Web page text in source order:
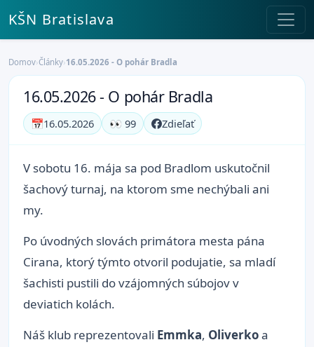
KŠN Bratislava
Domov›Články›16.05.2026 - O pohár Bradla
16.05.2026 - O pohár Bradla
📅16.05.2026 👀 99 Zdieľať
V sobotu 16. mája sa pod Bradlom uskutočnil
šachový turnaj, na ktorom sme nechýbali ani
my.
Po úvodných slovách primátora mesta pána
Cirana, ktorý týmto otvoril podujatie, sa mladí
šachisti pustili do vzájomných súbojov v
deviatich kolách.
Náš klub reprezentovali Emmka, Oliverkoa